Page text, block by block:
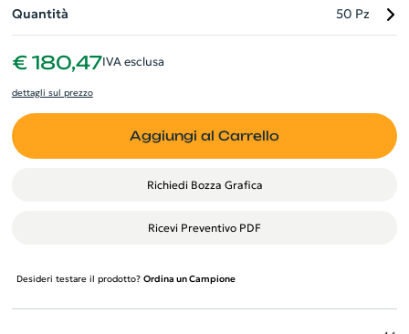
Quantità 50 Pz
€ 180,47IVA esclusa
dettagli sul prezzo
Aggiungi al Carrello
Richiedi Bozza Grafica
Ricevi Preventivo PDF
Desideri testare il prodotto? Ordina un Campione